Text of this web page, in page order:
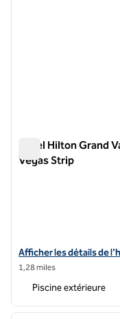
Hôtel Hilton Grand
Vegas Strip
Afficher les détails de
Afficher les détails de
1,28 miles
Piscine extérieure